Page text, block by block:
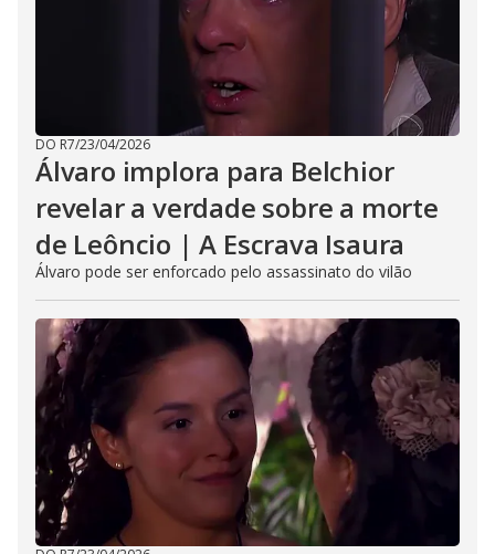
DO R7/23/04/2026
Álvaro implora para Belchior
revelar a verdade sobre a morte
de Leôncio | A Escrava Isaura
Álvaro pode ser enforcado pelo assassinato do vilão